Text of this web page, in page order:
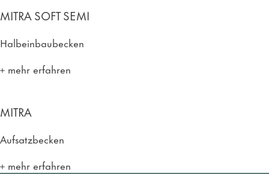
MITRA SOFT SEMI
Halbeinbaubecken
mehr erfahren
MITRA
Aufsatzbecken
mehr erfahren